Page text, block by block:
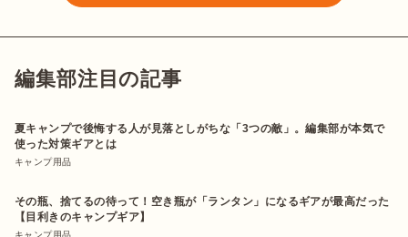
編集部注目の記事
夏キャンプで後悔する人が見落としがちな「3つの敵」。編集部が本気で
使った対策ギアとは
キャンプ用品
その瓶、捨てるの待って！空き瓶が「ランタン」になるギアが最高だった
【目利きのキャンプギア】